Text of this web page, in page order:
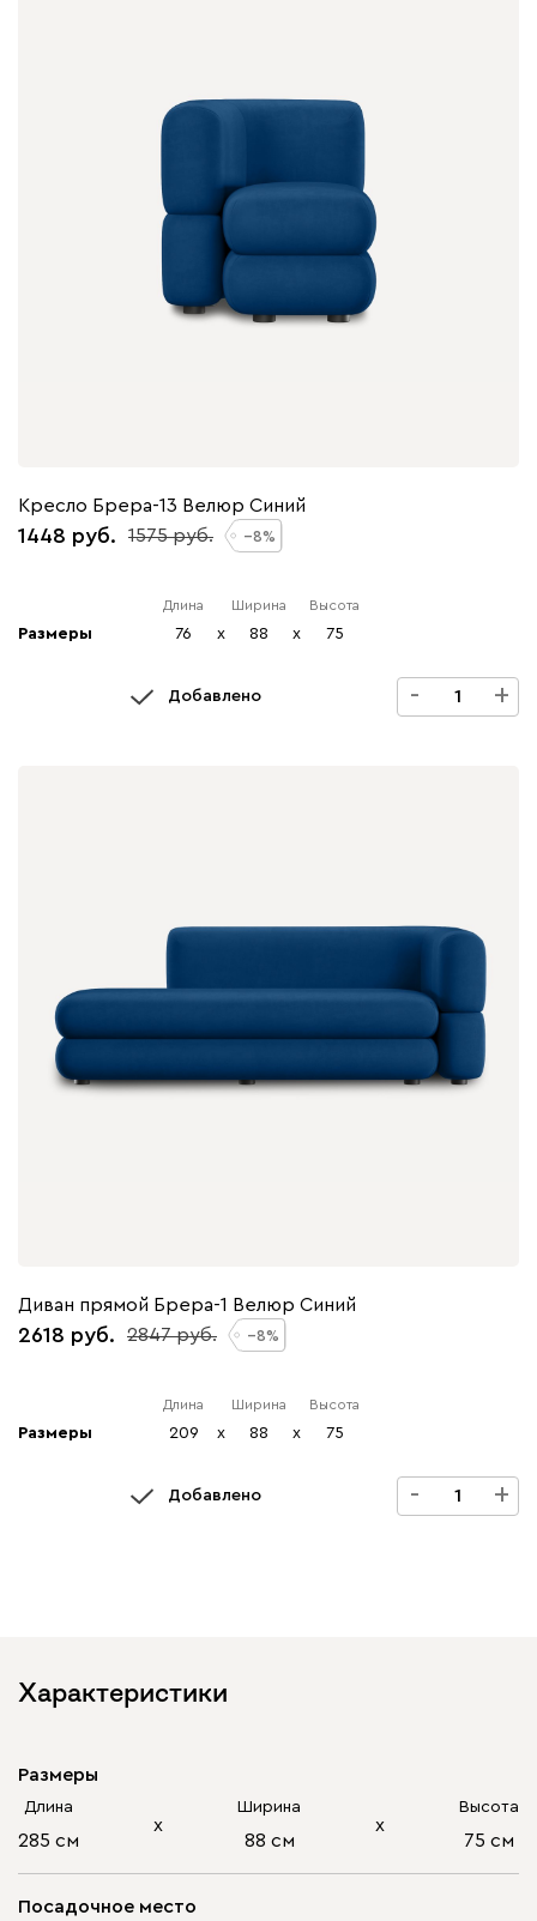
Кресло Брера-13 Велюр Синий
1448 1575 8
Размеры
Длина
76 x
Ширина
88 x
Высота
75
Добавлено - +
Диван прямой Брера-1 Велюр Синий
2618 2847 8
Размеры
Длина
209 x
Ширина
88 x
Высота
75
Добавлено - +
Характеристики
Размеры
Длина
285 см
х
Ширина
88 см
х
Высота
75 см
Посадочное место